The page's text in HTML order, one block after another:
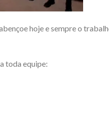
hoje e sempre o
toda equipe: